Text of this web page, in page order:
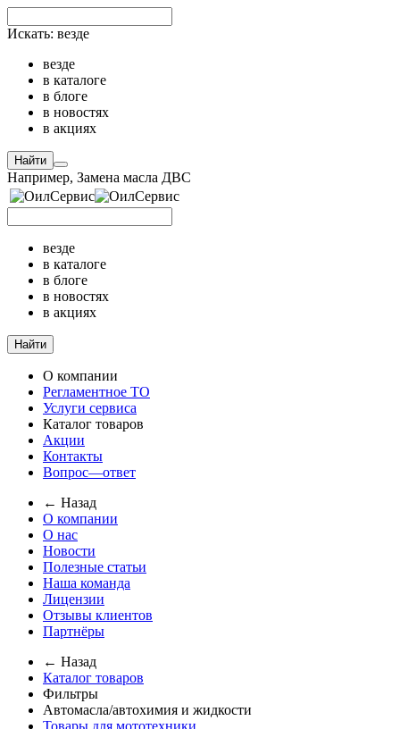
Искать: везде
везде
в каталоге
в блоге
в новостях
в акциях
Найти
Например, Замена масла ДВС
везде
в каталоге
в блоге
в новостях
в акциях
Найти
О компании
Регламентное ТО
Услуги сервиса
Каталог товаров
Акции
Контакты
Вопрос—ответ
← Назад
О компании
О нас
Новости
Полезные статьи
Наша команда
Лицензии
Отзывы клиентов
Партнёры
← Назад
Каталог товаров
Фильтры
Автомасла/автохимия и жидкости
Товары для мототехники